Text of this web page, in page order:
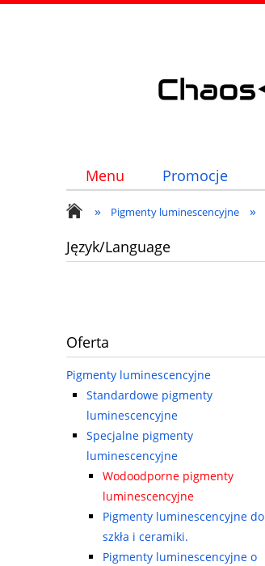
Menu Promocje
» Pigmenty luminescencyjne »
Język/Language
Oferta
Pigmenty luminescencyjne
Standardowe pigmenty
luminescencyjne
Specjalne pigmenty
luminescencyjne
Wodoodporne pigmenty
luminescencyjne
Pigmenty luminescencyjne do
szkła i ceramiki.
Pigmenty luminescencyjne o